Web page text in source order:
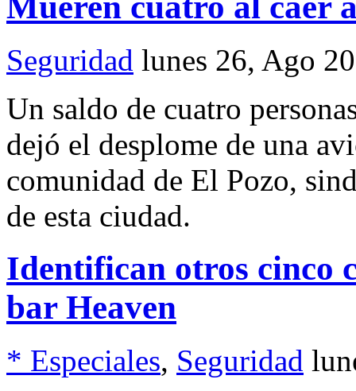
Seguridad lunes 26, Ago
Un saldo de cuatro
dejó el desplome de una
comunidad de El Pozo,
de esta ciudad.
Identifican otros cinco
bar Heaven
* Especiales, Seguridad